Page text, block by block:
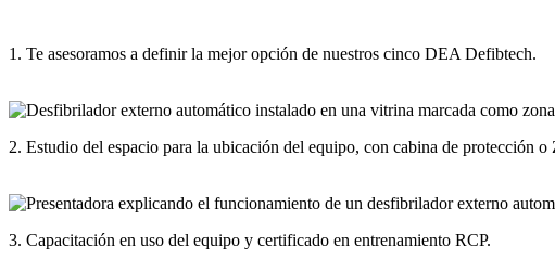
1. Te asesoramos a definir la mejor opción de nuestros cinco DEA Defibtech.
2. Estudio del espacio para la ubicación del equipo, con cabina de protección
3. Capacitación en uso del equipo y certificado en entrenamiento RCP.